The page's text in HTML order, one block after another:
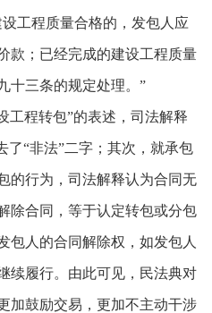
工程质量合格的，发包人应
款；已经完成的建设工程质量
十三条的规定处理。”
工程转包”的表述，司法解释
了“非法”二字；其次，就承包
的行为，司法解释认为合同无
除合同，等于认定转包或分包
包人的合同解除权，如发包人
续履行。由此可见，民法典对
加鼓励交易，更加不主动干涉